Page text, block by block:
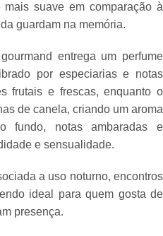
suave em comparação à
guardam na memória.
entrega um perfume
por especiarias e notas
frutais e frescas, enquanto o
de canela, criando um aroma
fundo, notas ambaradas e
e sensualidade.
a uso noturno, encontros
ideal para quem gosta de
presença.